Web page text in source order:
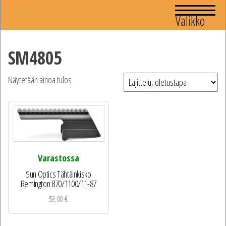
Valikko
SM4805
Näytetään ainoa tulos
Varastossa
Sun Optics Tähtäinkisko
Remington 870/1100/11-87
59,00€